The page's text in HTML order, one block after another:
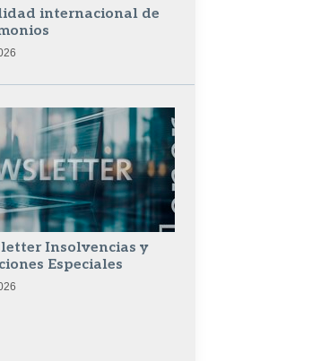
internacional de
Insolvencias y
Especiales